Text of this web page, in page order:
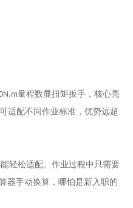
量程数显扭矩扳手，核心亮
适配不同作业标准，优势远超
轻松适配。作业过程中只需要
器手动换算，哪怕是新入职的